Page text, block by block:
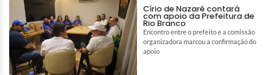
Círio de Nazaré contará
com apoio da Prefeitura de
Rio Branco
Encontro entre o prefeito e a comissão
organizadora marcou a confirmação do
apoio